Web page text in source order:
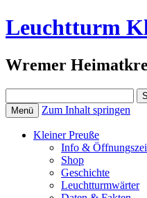
Leuchtturm
Wremer
nach:
Menü Zum Inhalt springen
Kleiner Preuße
Info &
Shop
Geschichte
Leuchtturmwärter